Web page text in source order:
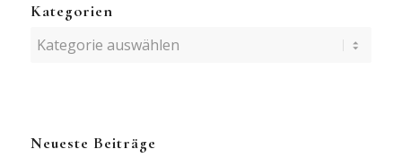
Kategorien
Kategorien
Neueste Beiträge